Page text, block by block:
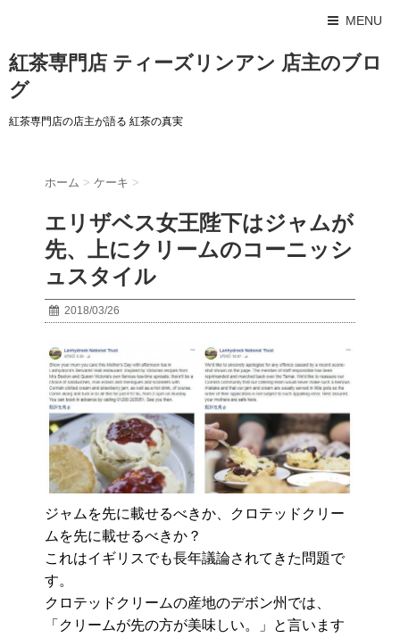
MENU
紅茶専門店 ティーズリンアン 店主のブロ
グ
紅茶専門店の店主が語る 紅茶の真実
ホーム > ケーキ >
エリザベス女王陛下はジャムが
先、上にクリームのコーニッシ
ュスタイル
2018/03/26
ジャムを先に載せるべきか、クロテッドクリー
ムを先に載せるべきか？
これはイギリスでも長年議論されてきた問題で
す。
クロテッドクリームの産地のデボン州では、
「クリームが先の方が美味しい。」と言います